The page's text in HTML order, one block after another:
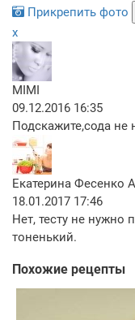
Прикрепить фото
x
MIMI
09.12.2016 16:35
Подскажите,сода не
Екатерина Фесенко
18.01.2017 17:46
Нет, тесту не нужно
тоненький.
Похожие рецепты